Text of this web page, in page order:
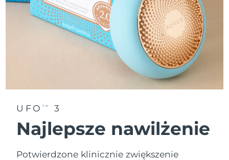
UFO TM 3
Najlepsze nawilżenie
Potwierdzone klinicznie zwiększenie
Tajlandia
Oczekiwany czas dostawy
8/14/26
Oczekiwany czas dostawy
8/11/26
Oczekiwany czas dostawy
Wielka Brytania
Stany Zjednoczone
Oczekiwany czas dostawy